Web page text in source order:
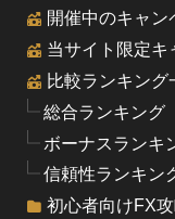
開催中のキャン
当サイト限定キ
比較ランキング
総合ランキング
ボーナスランキ
信頼性ランキン
初心者向けFX